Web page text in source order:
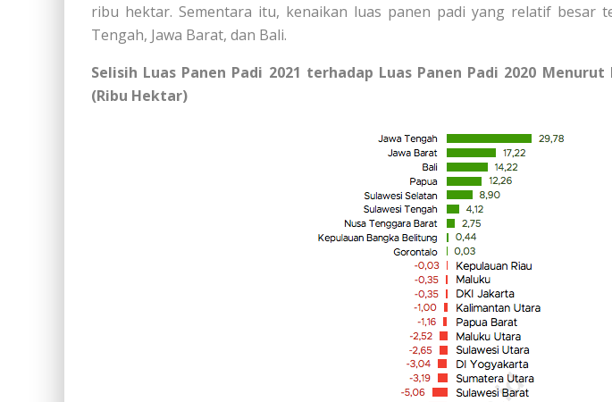
ribu hektar. Sementara itu, kenaikan luas panen padi yang relatif besar
Tengah, Jawa Barat, dan Bali.
Selisih Luas Panen Padi 2021 terhadap Luas Panen Padi 2020
(Ribu Hektar)